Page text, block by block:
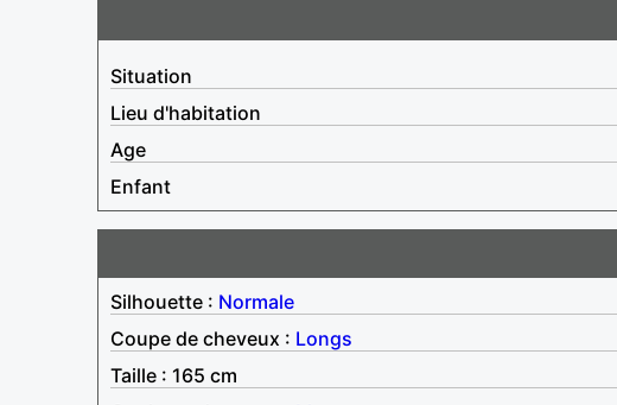
Situation
Lieu d'habitation
Age
Enfant
Silhouette : Normale
Coupe de cheveux : Longs
Taille : 165 cm